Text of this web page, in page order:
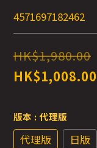
4571697182462
HK$1,980.00
HK$1,008.00
版本 : 代理版
代理版 日版